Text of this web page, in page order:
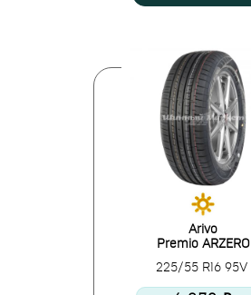
Arivo
Premio ARZERO
225/55 R16 95V